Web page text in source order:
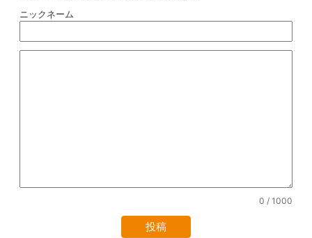
ニックネーム
0 / 1000